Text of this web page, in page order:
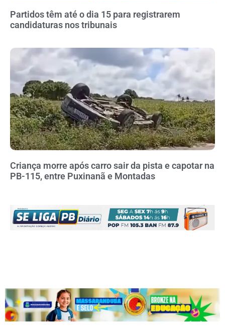
Partidos têm até o dia 15 para registrarem
candidaturas nos tribunais
Criança morre após carro sair da pista e capotar na
PB-115, entre Puxinanã e Montadas